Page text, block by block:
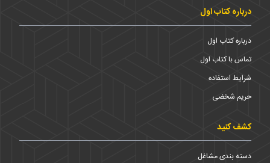
درباره کتاب اول
درباره کتاب اول
تماس با کتاب اول
شرایط استفاده
حریم شخضی
کشف کنید
دسته بندی مشاغل